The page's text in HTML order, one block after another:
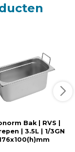
Bak | RVS |
| 3.5L | 1/3GN